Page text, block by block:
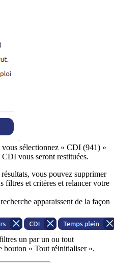
sélectionnez « CDI (941) »
vous seront restituées.
vous pouvez supprimer
filtres et critères et relancer votre
apparaissent de la façon
un par un ou tout
bouton « Tout réinitialiser ».